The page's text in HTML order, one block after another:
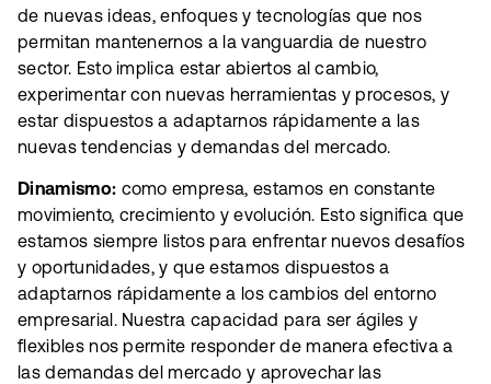
de nuevas ideas, enfoques y tecnologías que nos
permitan mantenernos a la vanguardia de nuestro
sector. Esto implica estar abiertos al cambio,
experimentar con nuevas herramientas y procesos, y
estar dispuestos a adaptarnos rápidamente a las
nuevas tendencias y demandas del mercado.
Dinamismo: como empresa, estamos en constante
movimiento, crecimiento y evolución. Esto significa que
estamos siempre listos para enfrentar nuevos desafíos
y oportunidades, y que estamos dispuestos a
adaptarnos rápidamente a los cambios del entorno
empresarial. Nuestra capacidad para ser ágiles y
flexibles nos permite responder de manera efectiva a
las demandas del mercado y aprovechar las